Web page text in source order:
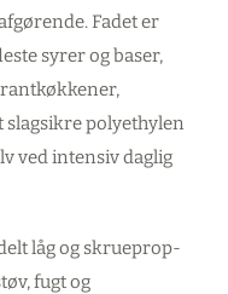
Fadet er
syrer og baser,
polyethylen
ved intensiv daglig
låg og skrueprop-
fugt og